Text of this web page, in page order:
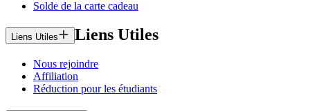
Solde de la carte cadeau
Liens Utiles Liens Utiles
Nous rejoindre
Affiliation
Réduction pour les étudiants